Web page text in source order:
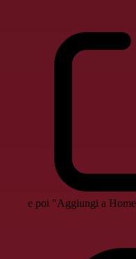
e poi "Aggiungi a